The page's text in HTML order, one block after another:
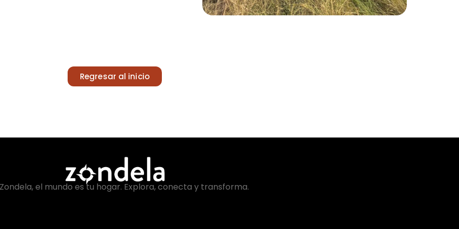
Regresar al inicio
el mundo es tu hogar. Explora, conecta y transforma.